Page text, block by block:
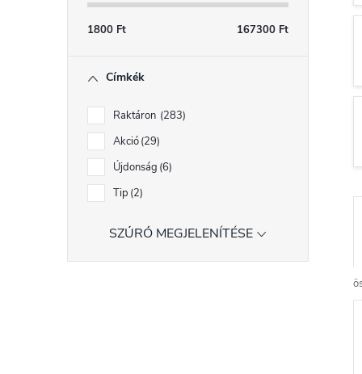
1800 Ft 167300 Ft
Címkék
Raktáron 283
Akció 29
Újdonság 6
Tip 2
SZŰRŐ MEGJELENÍTÉSE
r